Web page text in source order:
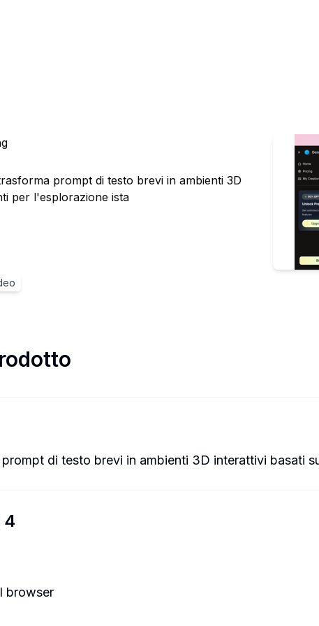
prompt di testo brevi in ambienti 3D
per l'esplorazione ista
di testo brevi in ambienti 3D interattivi basati
4
browser